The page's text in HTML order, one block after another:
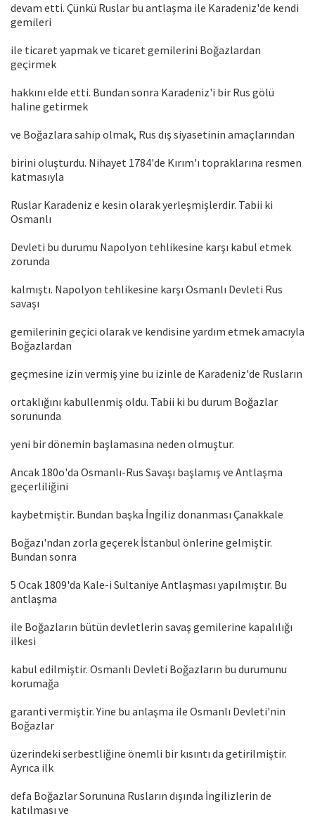
devam etti. Çünkü Ruslar bu antlaşma ile Karadeniz'de kendi
gemileri
ile ticaret yapmak ve ticaret gemilerini Boğazlardan
geçirmek
hakkını elde etti. Bundan sonra Karadeniz'i bir Rus gölü
haline getirmek
ve Boğazlara sahip olmak, Rus dış siyasetinin amaçlarından
birini oluşturdu. Nihayet 1784'de Kırım'ı topraklarına resmen
katmasıyla
Ruslar Karadeniz e kesin olarak yerleşmişlerdir. Tabii ki
Osmanlı
Devleti bu durumu Napolyon tehlikesine karşı kabul etmek
zorunda
kalmıştı. Napolyon tehlikesine karşı Osmanlı Devleti Rus
savaşı
gemilerinin geçici olarak ve kendisine yardım etmek amacıyla
Boğazlardan
geçmesine izin vermiş yine bu izinle de Karadeniz'de Rusların
ortaklığını kabullenmiş oldu. Tabii ki bu durum Boğazlar
sorununda
yeni bir dönemin başlamasına neden olmuştur.
Ancak 180o'da Osmanlı-Rus Savaşı başlamış ve Antlaşma
geçerliliğini
kaybetmiştir. Bundan başka İngiliz donanması Çanakkale
Boğazı'ndan zorla geçerek İstanbul önlerine gelmiştir.
Bundan sonra
5 Ocak 1809'da Kale-i Sultaniye Antlaşması yapılmıştır. Bu
antlaşma
ile Boğazların bütün devletlerin savaş gemilerine kapalılığı
ilkesi
kabul edilmiştir. Osmanlı Devleti Boğazların bu durumunu
korumağa
garanti vermiştir. Yine bu anlaşma ile Osmanlı Devleti'nin
Boğazlar
üzerindeki serbestliğine önemli bir kısıntı da getirilmiştir.
Ayrıca ilk
defa Boğazlar Sorununa Rusların dışında İngilizlerin de
katılması ve